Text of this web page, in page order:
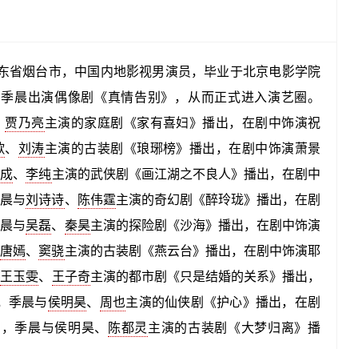
省烟台市，中国内地影视男演员，毕业于北京电影学院
晨出演偶像剧《真情告别》，从而正式进入演艺圈。
贾乃亮主演的家庭剧《家有喜妇》播出，在剧中饰演祝
、 刘涛主演的古装剧《琅琊榜》播出，在剧中饰演萧景
、李纯主演的武侠剧《画江湖之不良人》播出，在剧中
与刘诗诗、 陈伟霆主演的奇幻剧《醉玲珑》播出，在剧
与吴磊、 秦昊主演的探险剧《沙海》播出，在剧中饰演
唐嫣、 窦骁主演的古装剧《燕云台》播出，在剧中饰演耶
王玉雯、 王子奇主演的都市剧《只是结婚的关系》播出，
季晨与侯明昊、 周也主演的仙侠剧《护心》播出，在剧
季晨与侯明昊、 陈都灵主演的古装剧《大梦归离》播